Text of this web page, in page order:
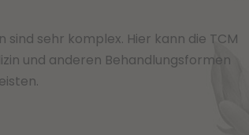
sehr komplex. Hier kann die TCM
und anderen Behandlungsformen